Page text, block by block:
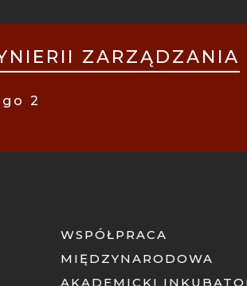
ZARZĄDZANIA
2
WSPÓŁPRACA
MIĘDZYNARODOWA
AKADEMICKI